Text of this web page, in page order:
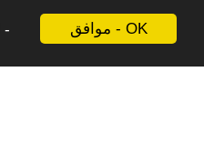
موافق - OK